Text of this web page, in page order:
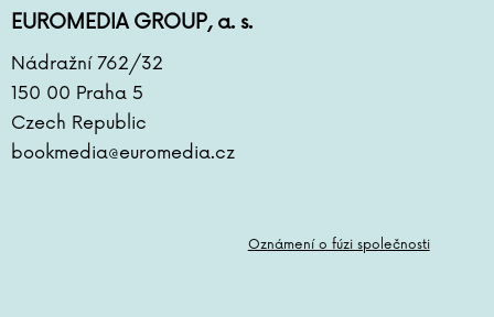
EUROMEDIA GROUP, a. s.
Nádražní 762/32
150 00 Praha 5
Czech Republic
bookmedia@euromedia.cz
Oznámení o fúzi společnosti